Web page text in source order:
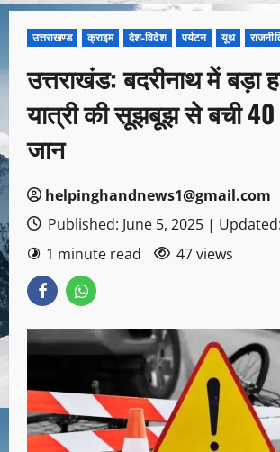
उत्तराखण्ड क्राइम देश-विदेश पर्यटन यूथ
उत्तराखंड: बदरीनाथ में बड़ा
यात्री की सूझबूझ से बची 40
जान
helpinghandnews1@gmail.com
Published: June 5, 2025 |
1 minute read
47 views